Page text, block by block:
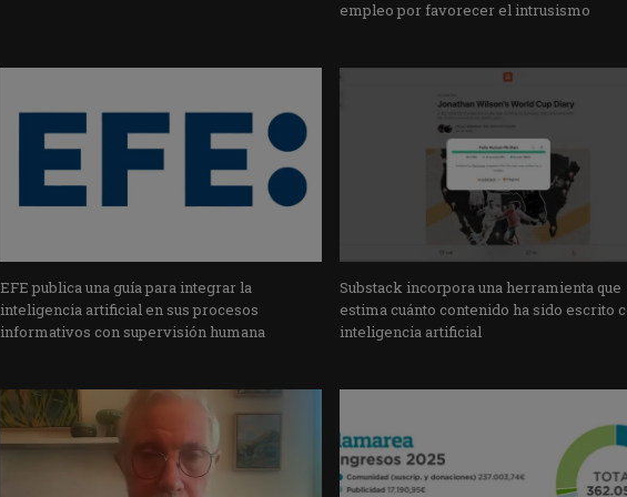
empleo por favorecer el intrusismo
EFE publica una guía para integrar la
inteligencia artificial en sus procesos
informativos con supervisión humana
Substack incorpora una herramienta que
estima cuánto contenido ha sido escrito
inteligencia artificial